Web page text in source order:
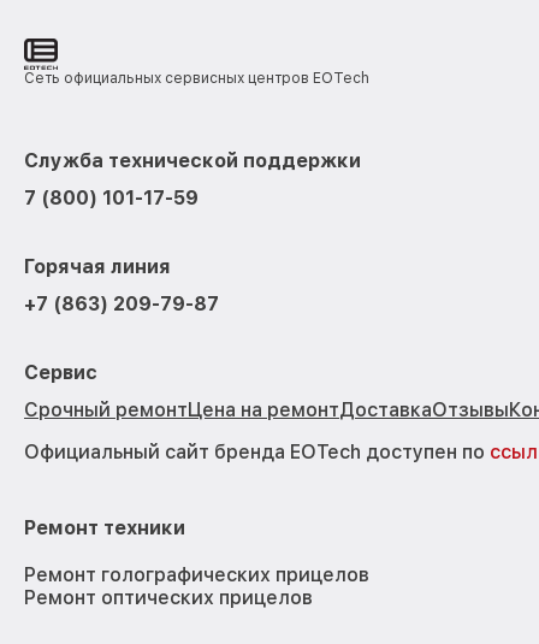
Сеть официальных сервисных центров EOTech
Служба технической поддержки
7 (800) 101-17-59
Горячая линия
+7 (863) 209-79-87
Сервис
Срочный ремонтЦена на ремонтДоставкаОтзывы
Официальный сайт бренда EOTech доступен по
Ремонт техники
Ремонт голографических прицелов
Ремонт оптических прицелов